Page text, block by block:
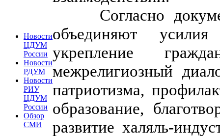
Новости
ЦДУМ
России
Новости
РДУМ
Новости
РИУ
ЦДУМ
России
Обзор
СМИ
Согласно
объединяют
укрепление
межрелигиозный
патриотизма,
образование,
развитие халяль-